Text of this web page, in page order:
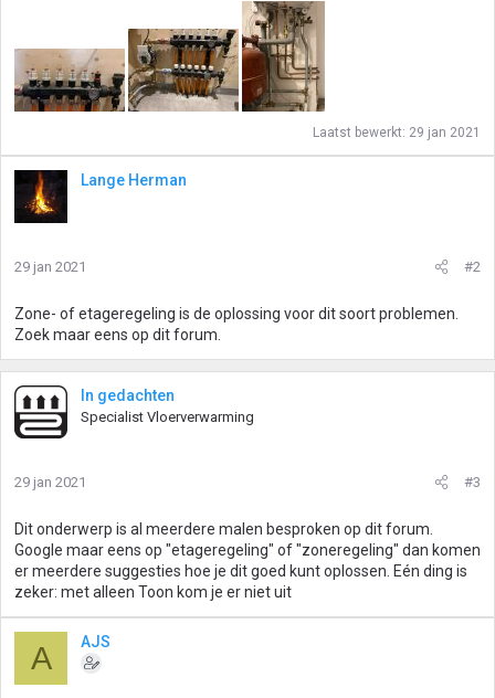
Laatst bewerkt: 29 jan 2021
Lange Herman
29 jan 2021 #2
Zone- of etageregeling is de oplossing voor dit soort problemen.
Zoek maar eens op dit forum.
In gedachten
Specialist Vloerverwarming
29 jan 2021 #3
Dit onderwerp is al meerdere malen besproken op dit forum.
Google maar eens op "etageregeling" of "zoneregeling" dan komen
er meerdere suggesties hoe je dit goed kunt oplossen. Eén ding is
zeker: met alleen Toon kom je er niet uit
A AJS